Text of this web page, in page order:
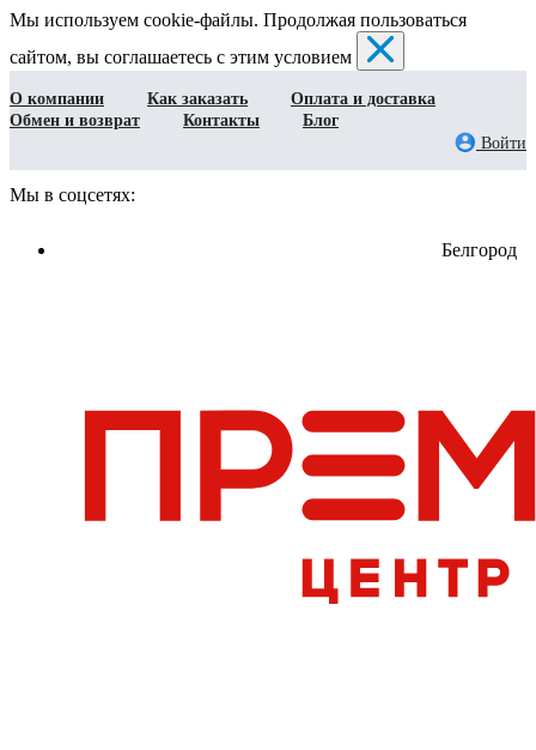
Мы используем cookie-файлы. Продолжая пользоваться
сайтом, вы соглашаетесь с этим условием
О компании Как заказать
Оплата и доставка
Обмен и возврат
Контакты
Блог
Войти
Мы в соцсетях:
Белгород